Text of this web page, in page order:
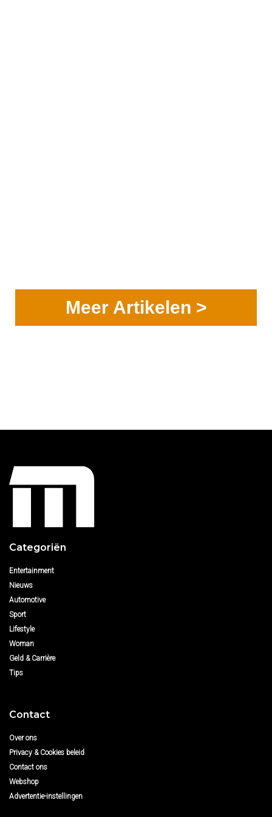
Meer Artikelen >
Categoriën
Entertainment
Nieuws
Automotive
Sport
Lifestyle
Woman
Geld & Carrière
Tips
Contact
Over ons
Privacy & Cookies beleid
Contact ons
Webshop
Advertentie-instellingen